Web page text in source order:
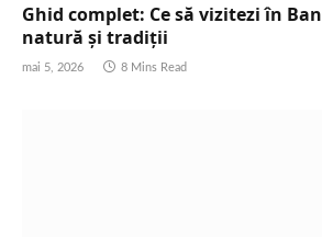
Ghid complet: Ce să vizitezi în
natură și tradiții
mai 5, 2026 8 Mins Read